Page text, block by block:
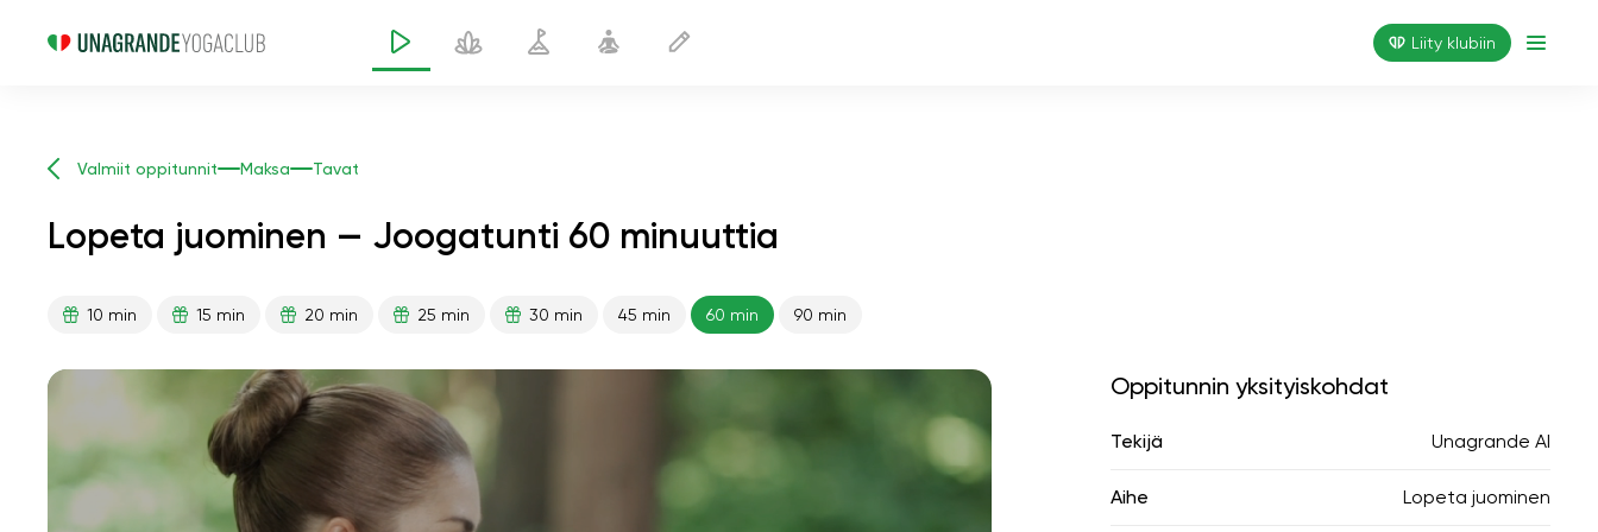
Liity klubiin
Valmiit oppitunnit Maksa Tavat
Lopeta juominen — Joogatunti 60 minuuttia
10 min 15 min 20 min 25 min 30 min 45 min 60 min 90 min
Oppitunnin yksityiskohdat
Tekijä Unagrande AI
Aihe Lopeta juominen